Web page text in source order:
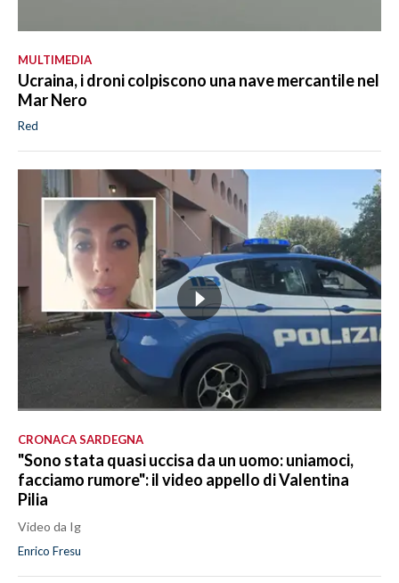
MULTIMEDIA
Ucraina, i droni colpiscono una nave mercantile nel
Mar Nero
Red
CRONACA SARDEGNA
"Sono stata quasi uccisa da un uomo: uniamoci,
facciamo rumore": il video appello di Valentina
Pilia
Video da Ig
Enrico Fresu